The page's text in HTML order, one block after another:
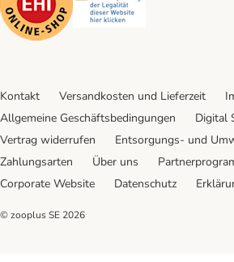
Kontakt Versandkosten und Lieferzeit
Allgemeine Geschäftsbedingungen
Digital
Vertrag widerrufen
Entsorgungs- und
Zahlungsarten
Über uns
Corporate Website
Datenschutz
© zooplus SE 2026